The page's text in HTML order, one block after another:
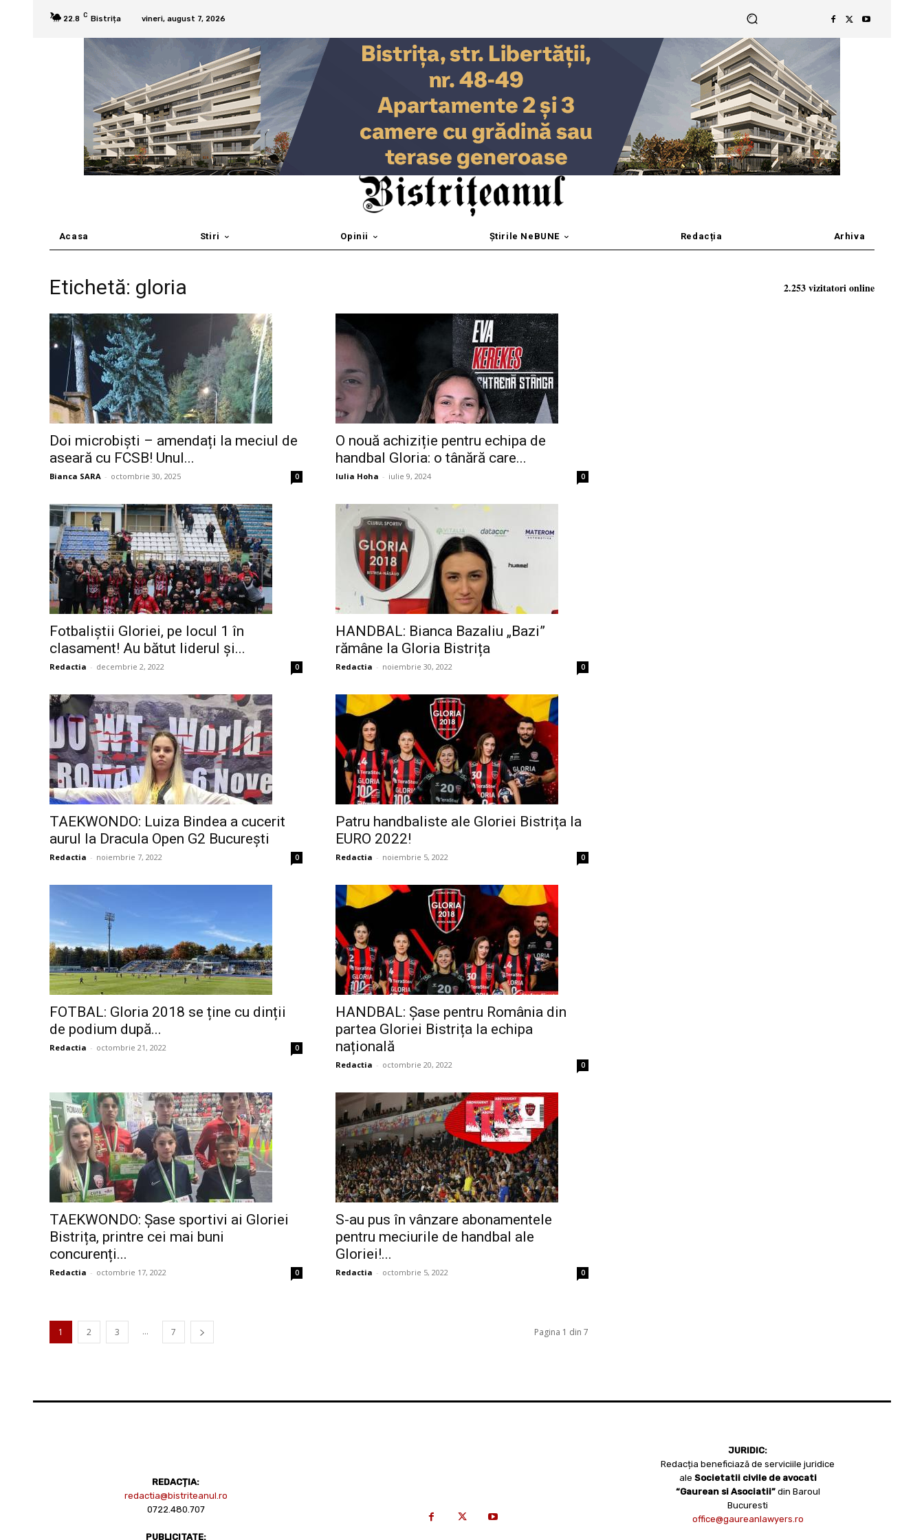
22.8 C Bistrița vineri, august 7, 2026
Acasa Stiri Opinii Știrile NeBUNE Redacția Arhiva
Etichetă: gloria
Doi microbiști – amendați la meciul de
aseară cu FCSB! Unul...
Bianca SARA - octombrie 30, 2025 0
O nouă achiziție pentru echipa de
handbal Gloria: o tânără care...
Iulia Hoha - iulie 9, 2024 0
Fotbaliștii Gloriei, pe locul 1 în
clasament! Au bătut liderul și...
Redactia - decembrie 2, 2022 0
HANDBAL: Bianca Bazaliu „Bazi”
rămâne la Gloria Bistrița
Redactia - noiembrie 30, 2022 0
TAEKWONDO: Luiza Bindea a cucerit
aurul la Dracula Open G2 București
Redactia - noiembrie 7, 2022 0
Patru handbaliste ale Gloriei Bistrița la
EURO 2022!
Redactia - noiembrie 5, 2022 0
FOTBAL: Gloria 2018 se ține cu dinții
de podium după...
Redactia - octombrie 21, 2022 0
HANDBAL: Șase pentru România din
partea Gloriei Bistrița la echipa
națională
Redactia - octombrie 20, 2022 0
TAEKWONDO: Șase sportivi ai Gloriei
Bistrița, printre cei mai buni
concurenți...
Redactia - octombrie 17, 2022 0
S-au pus în vânzare abonamentele
pentru meciurile de handbal ale
Gloriei!...
Redactia - octombrie 5, 2022 0
1 2 3 ... 7 Pagina 1 din 7
2.253 vizitatori online
REDACȚIA:
redactia@bistriteanul.ro
0722.480.707
PUBLICITATE:
JURIDIC:
Redacția beneficiază de serviciile juridice
ale Societatii civile de avocati
“Gaurean si Asociatii” din Baroul
Bucuresti
office@gaureanlawyers.ro